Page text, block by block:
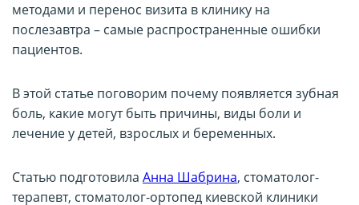
методами и перенос визита в клинику на
послезавтра – самые распространенные ошибки
пациентов.
В этой статье поговорим почему появляется зубная
боль, какие могут быть причины, виды боли и
лечение у детей, взрослых и беременных.
Статью подготовила Анна Шабрина, стоматолог-
терапевт, стоматолог-ортопед киевской клиники